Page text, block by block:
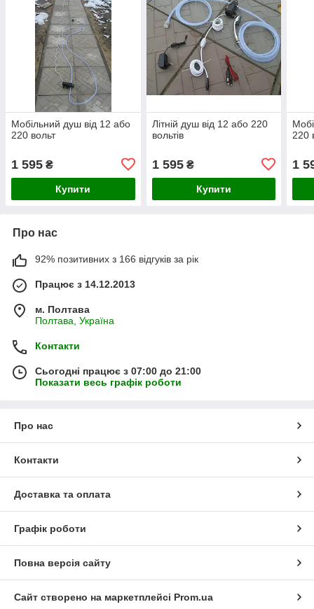
Мобільний душ від 12 або
220 вольт
1 595 ₴
Купити
Літній душ від 12 або 220
вольтів
1 595₴
Купити
220
1
Про нас
92% позитивних з 166 відгуків за рік
Працює з 14.12.2013
м. Полтава
Полтава, Україна
Контакти
Сьогодні працює з 07:00 до 21:00
Показати весь графік роботи
Про нас
Контакти
Доставка та оплата
Графік роботи
Повна версія сайту
Сайт створено на маркетплейсі Prom.ua